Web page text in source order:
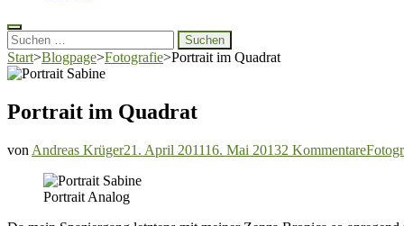
Suchen
nach:
Start>Blogpage>Fotografie>Portrait im Quadrat
Portrait im Quadrat
von Andreas Krüger21. April 201116. Mai 20132 Kommentarezu
Portrait Analog